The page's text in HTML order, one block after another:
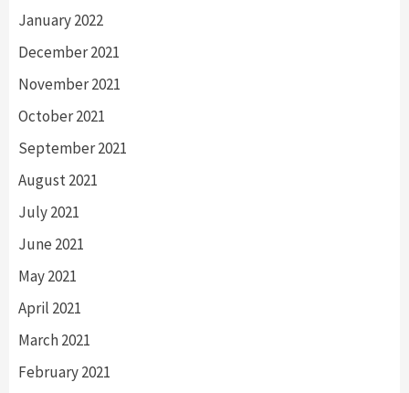
January 2022
December 2021
November 2021
October 2021
September 2021
August 2021
July 2021
June 2021
May 2021
April 2021
March 2021
February 2021